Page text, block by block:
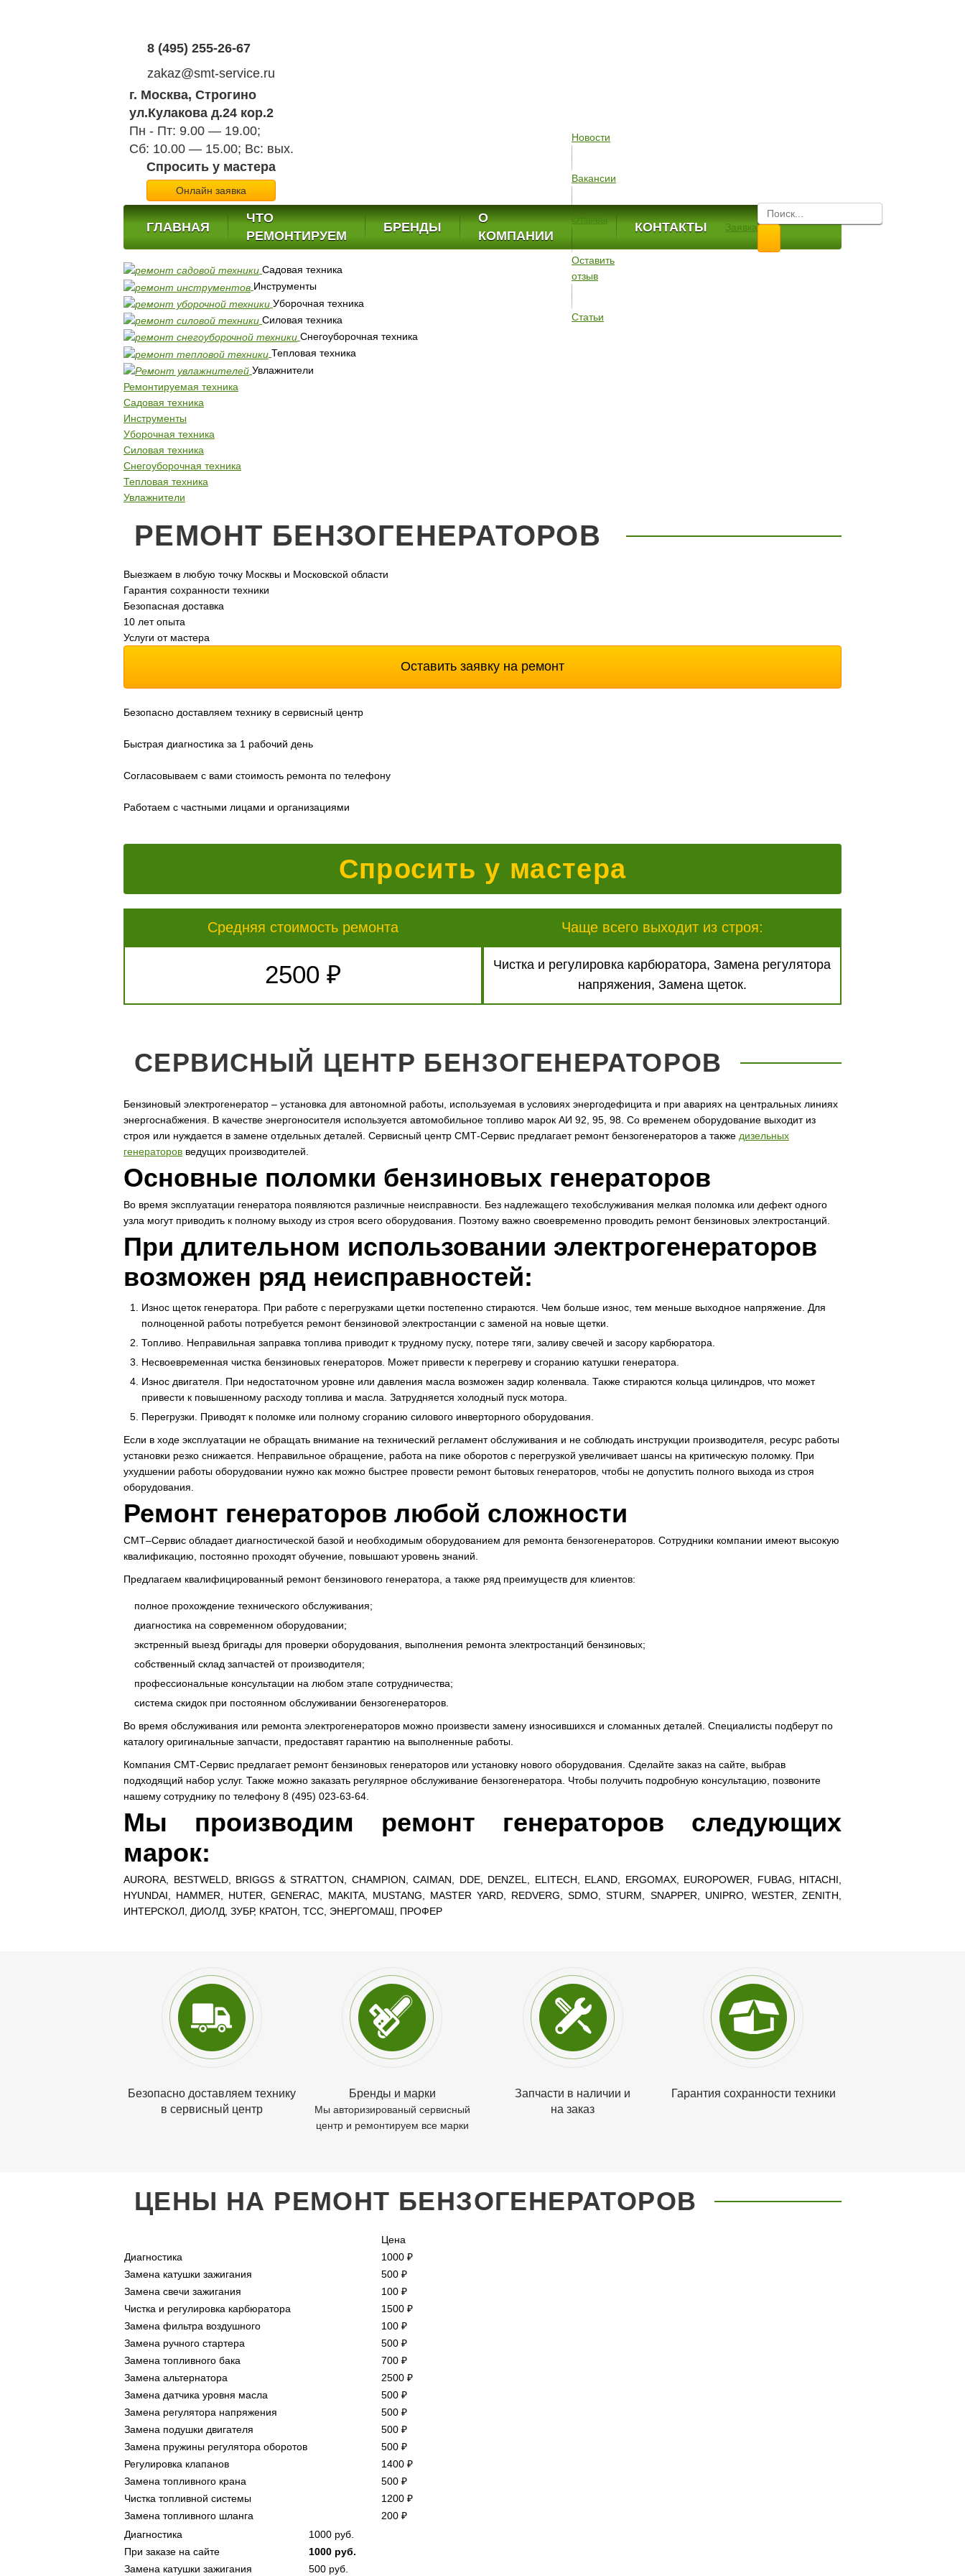
8 (495) 255-26-67
zakaz@smt-service.ru
г. Москва, Строгино
ул.Кулакова д.24 кор.2
Пн - Пт: 9.00 — 19.00;
Сб: 10.00 — 15.00; Вс: вых.
Спросить у мастера
Онлайн заявка
ГЛАВНАЯ
ЧТО
РЕМОНТИРУЕМ
БРЕНДЫ
О
КОМПАНИИ
Новости
Вакансии
Отзывы
Оставить
отзыв
Статьи
КОНТАКТЫ Заявка
Садовая техника
Инструменты
Уборочная техника
Силовая техника
Снегоуборочная техника
Тепловая техника
Увлажнители
Ремонтируемая техника
Садовая техника
Инструменты
Уборочная техника
Силовая техника
Снегоуборочная техника
Тепловая техника
Увлажнители
РЕМОНТ БЕНЗОГЕНЕРАТОРОВ
Выезжаем в любую точку Москвы и Московской области
Гарантия сохранности техники
Безопасная доставка
10 лет опыта
Услуги от мастера
Оставить заявку на ремонт
Безопасно доставляем технику в сервисный центр
Быстрая диагностика за 1 рабочий день
Согласовываем с вами стоимость ремонта по телефону
Работаем с частными лицами и организациями
Спросить у мастера
Средняя стоимость ремонта
2500 ₽
Чаще всего выходит из строя:
Чистка и регулировка карбюратора, Замена регулятора
напряжения, Замена щеток.
СЕРВИСНЫЙ ЦЕНТР БЕНЗОГЕНЕРАТОРОВ
Бензиновый электрогенератор – установка для автономной работы, используемая в условиях энергодефицита и при авариях на центральных линиях
энергоснабжения. В качестве энергоносителя используется автомобильное топливо марок АИ 92, 95, 98. Со временем оборудование выходит из
строя или нуждается в замене отдельных деталей. Сервисный центр СМТ-Сервис предлагает ремонт бензогенераторов а также дизельных
генераторов ведущих производителей.
Основные поломки бензиновых генераторов
Во время эксплуатации генератора появляются различные неисправности. Без надлежащего техобслуживания мелкая поломка или дефект одного
узла могут приводить к полному выходу из строя всего оборудования. Поэтому важно своевременно проводить ремонт бензиновых электростанций.
При длительном использовании электрогенераторов
возможен ряд неисправностей:
Износ щеток генератора. При работе с перегрузками щетки постепенно стираются. Чем больше износ, тем меньше выходное напряжение. Для
полноценной работы потребуется ремонт бензиновой электростанции с заменой на новые щетки.
Топливо. Неправильная заправка топлива приводит к трудному пуску, потере тяги, заливу свечей и засору карбюратора.
Несвоевременная чистка бензиновых генераторов. Может привести к перегреву и сгоранию катушки генератора.
Износ двигателя. При недостаточном уровне или давления масла возможен задир коленвала. Также стираются кольца цилиндров, что может
привести к повышенному расходу топлива и масла. Затрудняется холодный пуск мотора.
Перегрузки. Приводят к поломке или полному сгоранию силового инверторного оборудования.
Если в ходе эксплуатации не обращать внимание на технический регламент обслуживания и не соблюдать инструкции производителя, ресурс работы
установки резко снижается. Неправильное обращение, работа на пике оборотов с перегрузкой увеличивает шансы на критическую поломку. При
ухудшении работы оборудовании нужно как можно быстрее провести ремонт бытовых генераторов, чтобы не допустить полного выхода из строя
оборудования.
Ремонт генераторов любой сложности
СМТ–Сервис обладает диагностической базой и необходимым оборудованием для ремонта бензогенераторов. Сотрудники компании имеют высокую
квалификацию, постоянно проходят обучение, повышают уровень знаний.
Предлагаем квалифицированный ремонт бензинового генератора, а также ряд преимуществ для клиентов:
полное прохождение технического обслуживания;
диагностика на современном оборудовании;
экстренный выезд бригады для проверки оборудования, выполнения ремонта электростанций бензиновых;
собственный склад запчастей от производителя;
профессиональные консультации на любом этапе сотрудничества;
система скидок при постоянном обслуживании бензогенераторов.
Во время обслуживания или ремонта электрогенераторов можно произвести замену износившихся и сломанных деталей. Специалисты подберут по
каталогу оригинальные запчасти, предоставят гарантию на выполненные работы.
Компания СМТ-Сервис предлагает ремонт бензиновых генераторов или установку нового оборудования. Сделайте заказ на сайте, выбрав
подходящий набор услуг. Также можно заказать регулярное обслуживание бензогенератора. Чтобы получить подробную консультацию, позвоните
нашему сотруднику по телефону 8 (495) 023-63-64.
Мы производим ремонт генераторов следующих
марок:
AURORA, BESTWELD, BRIGGS & STRATTON, CHAMPION, CAIMAN, DDE, DENZEL, ELITECH, ELAND, ERGOMAX, EUROPOWER, FUBAG, HITACHI,
HYUNDAI, HAMMER, HUTER, GENERAC, MAKITA, MUSTANG, MASTER YARD, REDVERG, SDMO, STURM, SNAPPER, UNIPRO, WESTER, ZENITH,
ИНТЕРСКОЛ, ДИОЛД, ЗУБР, КРАТОН, ТСС, ЭНЕРГОМАШ, ПРОФЕР
Безопасно доставляем технику
в сервисный центр
Бренды и марки
Мы авторизированый сервисный
центр и ремонтируем все марки
Запчасти в наличии и
на заказ
Гарантия сохранности техники
ЦЕНЫ НА РЕМОНТ БЕНЗОГЕНЕРАТОРОВ
Цена
Диагностика
1000 ₽
Замена катушки зажигания
500 ₽
Замена свечи зажигания
100 ₽
Чистка и регулировка карбюратора
1500 ₽
Замена фильтра воздушного
100 ₽
Замена ручного стартера
500 ₽
Замена топливного бака
700 ₽
Замена альтернатора
2500 ₽
Замена датчика уровня масла
500 ₽
Замена регулятора напряжения
500 ₽
Замена подушки двигателя
500 ₽
Замена пружины регулятора оборотов
500 ₽
Регулировка клапанов
1400 ₽
Замена топливного крана
500 ₽
Чистка топливной системы
1200 ₽
Замена топливного шланга
200 ₽
Диагностика
1000 руб.
При заказе на сайте
1000 руб.
Замена катушки зажигания
500 руб.